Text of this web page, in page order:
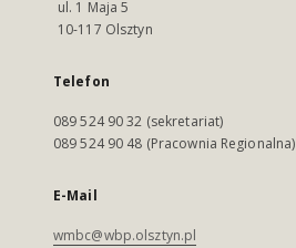
ul. 1 Maja 5
10-117 Olsztyn
Telefon
089 524 90 32 (sekretariat)
089 524 90 48 (Pracownia Regionalna)
E-Mail
wmbc@wbp.olsztyn.pl